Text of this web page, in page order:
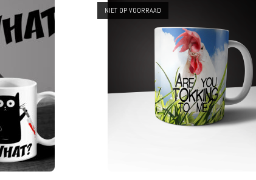
NIET OP VOORRAAD